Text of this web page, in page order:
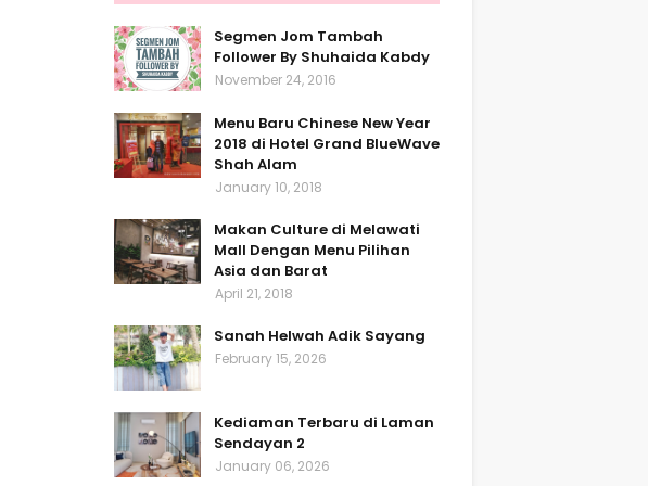
Segmen Jom Tambah
Follower By Shuhaida Kabdy
November 24, 2016
Menu Baru Chinese New Year
2018 di Hotel Grand BlueWave
Shah Alam
January 10, 2018
Makan Culture di Melawati
Mall Dengan Menu Pilihan
Asia dan Barat
April 21, 2018
Sanah Helwah Adik Sayang
February 15, 2026
Kediaman Terbaru di Laman
Sendayan 2
January 06, 2026